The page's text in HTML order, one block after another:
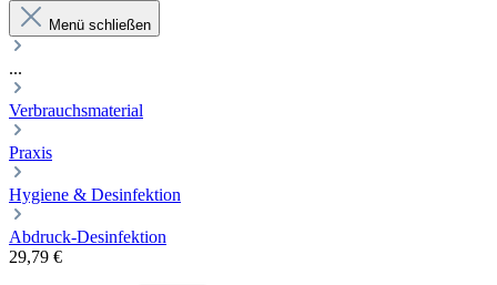
Menü schließen
...
Verbrauchsmaterial
Praxis
Hygiene & Desinfektion
Abdruck-Desinfektion
29,79 €